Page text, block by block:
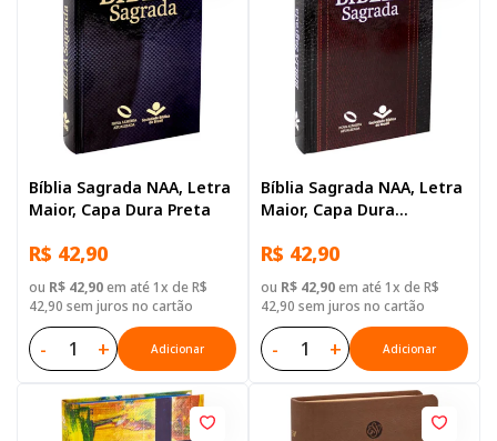
Bíblia Sagrada NAA, Letra
Maior, Capa Dura Preta
R$ 42,90
ou R$ 42,90em até 1x de R$
42,90 sem juros no cartão
- + Adicionar
Bíblia Sagrada NAA, Letra
Maior, Capa Dura
R$ 42,90
ou R$ 42,90em até 1x de R$
42,90 sem juros no cartão
- + Adicionar